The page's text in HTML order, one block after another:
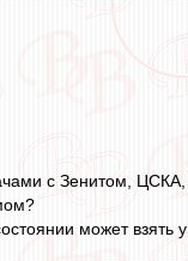
с Зенитом,
может взять у